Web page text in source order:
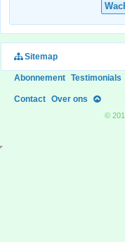
Sitemap
Abonnement Testimonials
Contact Over ons
©